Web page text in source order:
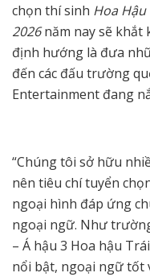
chọn thí sinh Hoa
2026năm nay sẽ khắt
định hướng là đưa
đến các đấu trường
Entertainment đang
“Chúng tôi sở hữu
nên tiêu chí tuyển
ngoại hình đáp ứng
ngoại ngữ. Như
– Á hậu 3 Hoa hậu
nổi bật, ngoại ngữ tốt